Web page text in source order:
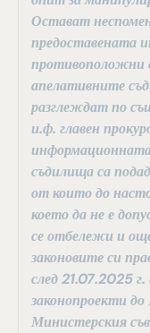
Остават
предоставената
противоположни
апелативните
разглеждат по
и.ф. главен
съдилища са
от които до
което да не е
се отбележи и
законовите си
след 21.07.2025
законопроекти
Министерския